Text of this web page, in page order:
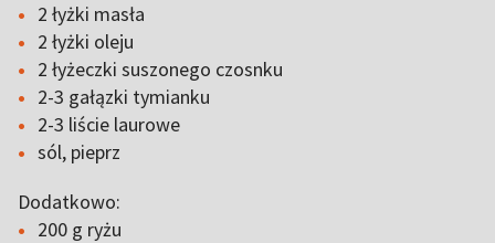
2 łyżki masła
2 łyżki oleju
2 łyżeczki suszonego czosnku
2-3 gałązki tymianku
2-3 liście laurowe
sól, pieprz
Dodatkowo:
200 g ryżu